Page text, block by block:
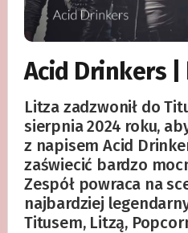
Acid Drinkers
Litza zadzwonił do
sierpnia 2024 roku,
z napisem Acid
zaświecić bardzo
Zespół powraca na
najbardziej
Titusem, Litzą,